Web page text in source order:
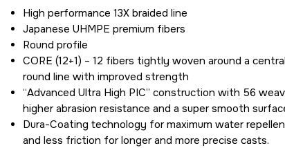
0,33 mm
437 kr
High performance 13X braided line
Japanese UHMPE premium fibers
Round profile
CORE (12+1) – 12 fibers tightly woven around a
round line with improved strength
“Advanced Ultra High PIC” construction with 56
higher abrasion resistance and a super smooth
Dura-Coating technology for maximum water
and less friction for longer and more precise casts.